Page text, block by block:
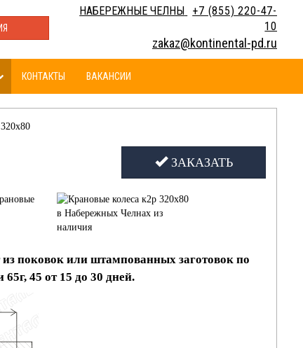
НАБЕРЕЖНЫЕ ЧЕЛНЫ
+7 (855) 220-47-
10
zakaz@kontinental-pd.ru
КОНТАКТЫ ВАКАНСИИ
ЗАКАЗАТЬ
поковок или штампованных заготовок по
45 от 15 до 30 дней.